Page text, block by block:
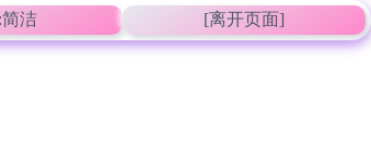
洁 [离开页面]